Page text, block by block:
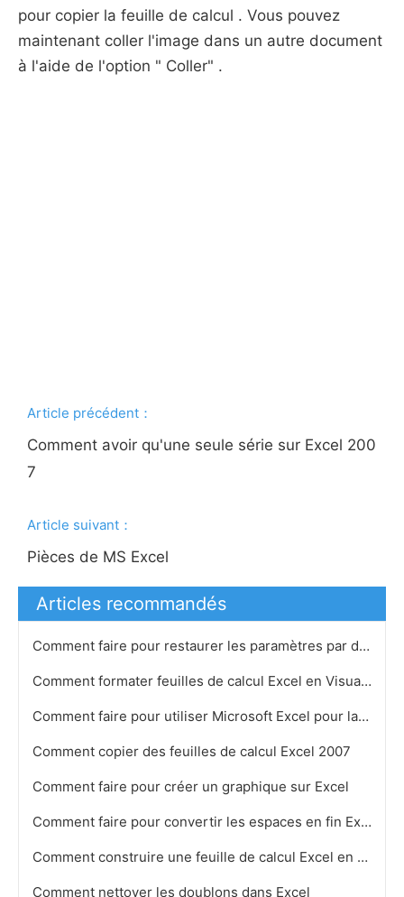
pour copier la feuille de calcul . Vous pouvez
maintenant coller l'image dans un autre document
à l'aide de l'option " Coller" .
Article précédent：
Comment avoir qu'une seule série sur Excel 200
7
Article suivant：
Pièces de MS Excel
Articles recommandés
Comment faire pour restaurer les paramètres par défaut dans Excel 2007
Comment formater feuilles de calcul Excel en Visual Basic
Comment faire pour utiliser Microsoft Excel pour la comptabilité
Comment copier des feuilles de calcul Excel 2007
Comment faire pour créer un graphique sur Excel
Comment faire pour convertir les espaces en fin Excel
Comment construire une feuille de calcul Excel en utilisant trois variables
Comment nettoyer les doublons dans Excel